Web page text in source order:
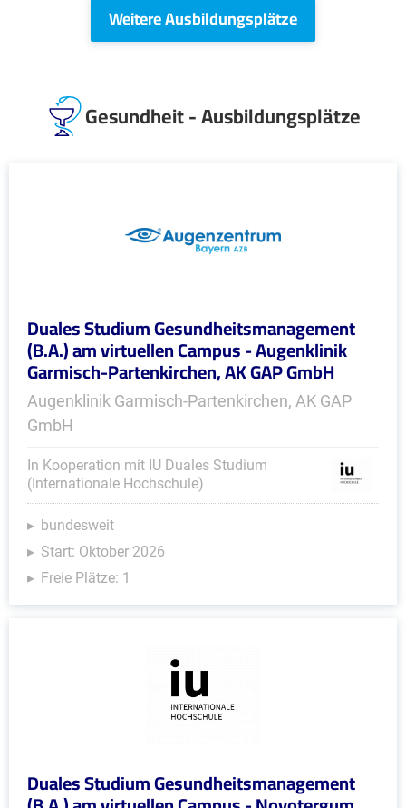
Weitere Ausbildungsplätze
Gesundheit - Ausbildungsplätze
Duales Studium Gesundheitsmanagement
(B.A.) am virtuellen Campus - Augenklinik
Garmisch-Partenkirchen, AK GAP GmbH
Augenklinik Garmisch-Partenkirchen, AK GAP
GmbH
In Kooperation mit IU Duales Studium
(Internationale Hochschule)
bundesweit
Start: Oktober 2026
Freie Plätze: 1
Duales Studium Gesundheitsmanagement